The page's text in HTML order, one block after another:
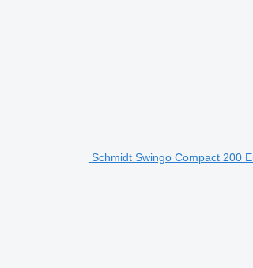
Schmidt Swingo Compact 200